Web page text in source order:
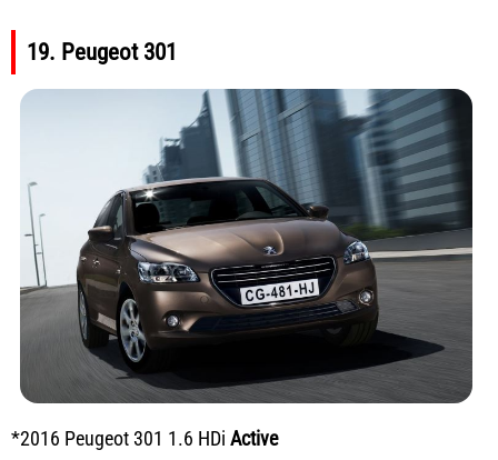
19. Peugeot 301
*2016 Peugeot 301 1.6 HDi Active